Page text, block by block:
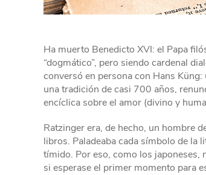
Ha muerto Benedicto XVI: el Papa
“dogmático”, pero siendo cardenal
conversó en persona con Hans
una tradición de casi 700 años,
encíclica sobre el amor (divino y
Ratzinger era, de hecho, un hombre
libros. Paladeaba cada símbolo de la
tímido. Por eso, como los japoneses,
si esperase el primer momento para